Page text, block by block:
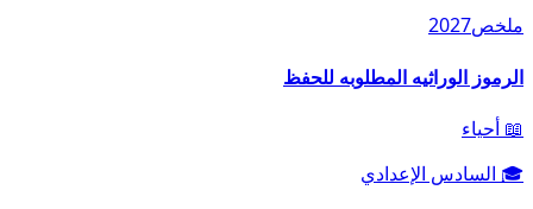
ملخص2027
الرموز الوراثيه المطلوبه للحفظ
📖 أحياء
🎓 السادس الإعدادي